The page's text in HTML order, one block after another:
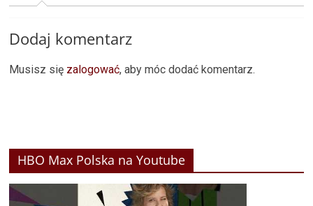
Dodaj komentarz
Musisz się zalogować, aby móc dodać komentarz.
HBO Max Polska na Youtube